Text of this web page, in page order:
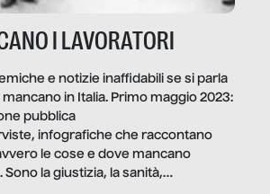
I LAVORATORI
e notizie inaffidabili se si parla
in Italia. Primo maggio 2023:
pubblica
infografiche che raccontano
le cose e dove mancano
la giustizia, la sanità,